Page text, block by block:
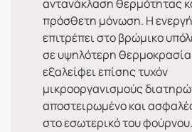
αντανάκλαση θερμότητας
πρόσθετη μόνωση. Η
επιτρέπει στο βρώμικο
σε υψηλότερη
εξαλείφει επίσης τυχόν
μικροοργανισμούς
αποστειρωμένο και
στο εσωτερικό του φούρνου.